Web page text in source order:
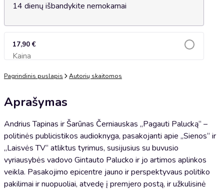
14 dienų išbandykite nemokamai
17,90 €
Kaina Įsidėti į krepšelį
Pagrindinis puslapis Autorių skaitomos
Aprašymas
Andrius Tapinas ir Šarūnas Černiauskas „Pagauti Palucką“ –
politinės publicistikos audioknyga, pasakojanti apie „Sienos“ ir
„Laisvės TV“ atliktus tyrimus, susijusius su buvusio
vyriausybės vadovo Gintauto Palucko ir jo artimos aplinkos
veikla. Pasakojimo epicentre jauno ir perspektyvaus politiko
pakilimai ir nuopuoliai, atvedę į premjero postą, ir užkulisinė